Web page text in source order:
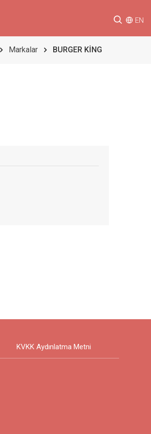
EN
Markalar BURGER KİNG
KVKK Aydınlatma Metni